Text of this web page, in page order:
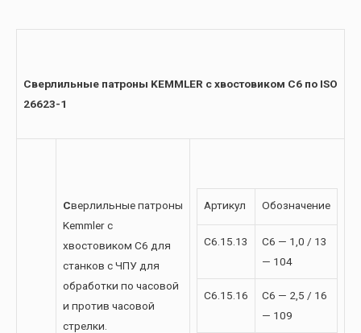
Сверлильные патроны KEMMLER с хвостовиком C6 по ISO
26623-1
Сверлильные патроны
Kemmler с
хвостовиком C6 для
станков с ЧПУ для
обработки по часовой
и против часовой
стрелки.
Артикул Обозначение
C6.15.13
C6 — 1,0 / 13
— 104
C6.15.16
C6 — 2,5 / 16
— 109